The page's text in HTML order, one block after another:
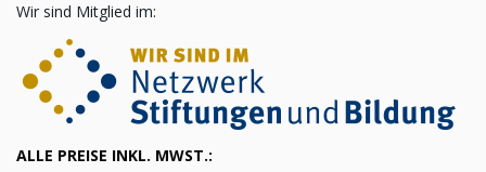
Wir sind Mitglied im:
ALLE PREISE INKL. MWST.: